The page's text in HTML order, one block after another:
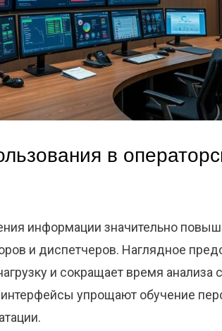
в
информации значительно
и диспетчеров. Наглядное
и сокращает время анализа
упрощают обучение